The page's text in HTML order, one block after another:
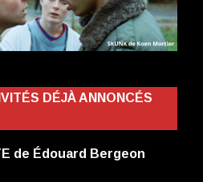
DÉJÀ ANNONCÉS
de Édouard Bergeon